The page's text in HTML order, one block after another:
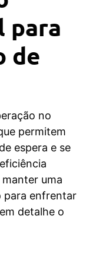
para
de
no
permitem
espera e se
uma
para enfrentar
detalhe o